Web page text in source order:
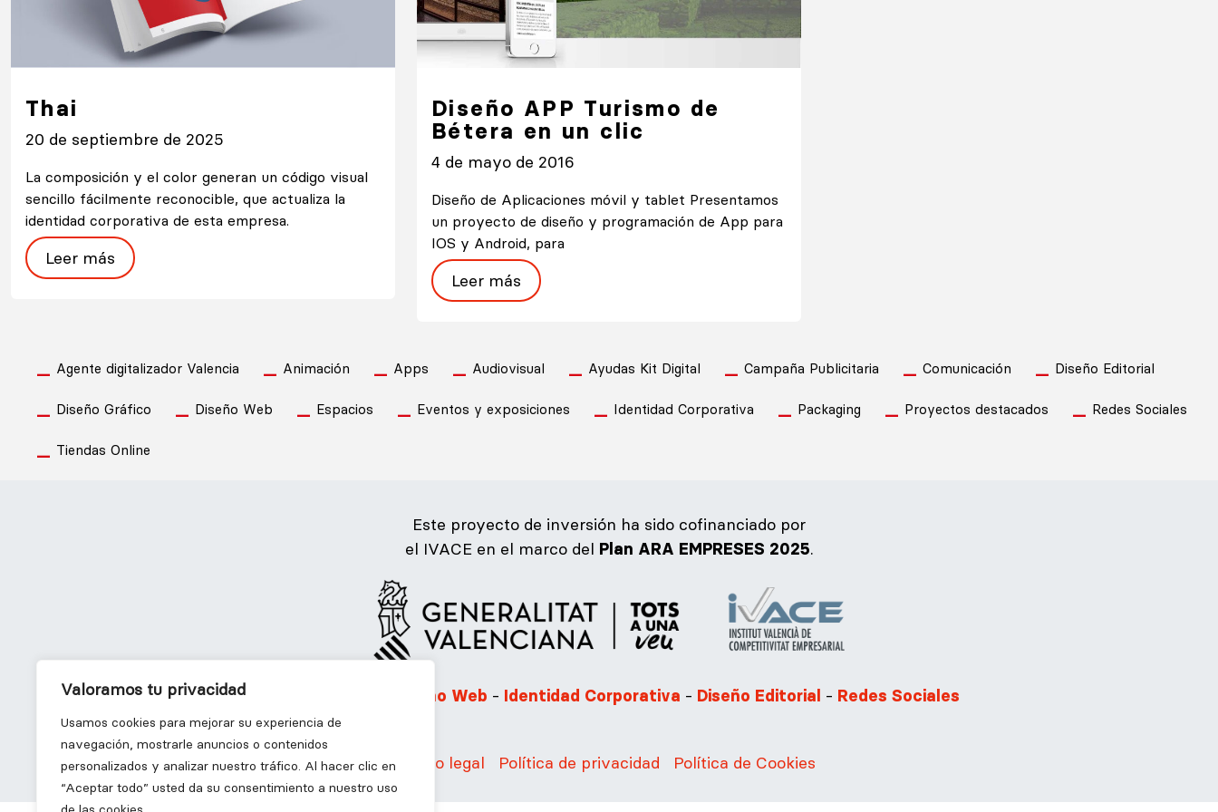
Valoramos tu privacidad
Usamos cookies para mejorar su experiencia de
navegación, mostrarle anuncios o contenidos
personalizados y analizar nuestro tráfico. Al hacer clic en
“Aceptar todo” usted da su consentimiento a nuestro uso
Thai
20 de septiembre de 2025
La composición y el color generan un código visual
sencillo fácilmente reconocible, que actualiza la
identidad corporativa de esta empresa.
Leer más
Diseño APP Turismo de
Bétera en un clic
4 de mayo de 2016
Diseño de Aplicaciones móvil y tablet Presentamos
un proyecto de diseño y programación de App para
IOS y Android, para
Leer más
Agente digitalizador Valencia Animación Apps Audiovisual Ayudas Kit Digital Campaña Publicitaria Comunicación Diseño Editorial
Diseño Gráfico Diseño Web Espacios Eventos y exposiciones Identidad Corporativa Packaging Proyectos destacados Redes Sociales
Tiendas Online
Este proyecto de inversión ha sido cofinanciado por
el IVACE en el marco del Plan ARA EMPRESES 2025.
Diseño Web - Identidad Corporativa - Diseño Editorial - Redes Sociales
Aviso legal Política de privacidad Política de Cookies